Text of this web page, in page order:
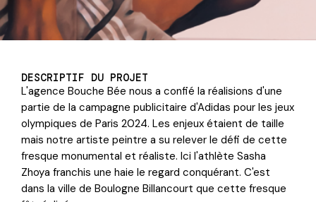
DESCRIPTIF DU PROJET
L'agence Bouche Bée nous a confié la réalisions d'une
partie de la campagne publicitaire d'Adidas pour les jeux
olympiques de Paris 2024. Les enjeux étaient de taille
mais notre artiste peintre a su relever le défi de cette
fresque monumental et réaliste. Ici l'athlète Sasha
Zhoya franchis une haie le regard conquérant. C'est
dans la ville de Boulogne Billancourt que cette fresque